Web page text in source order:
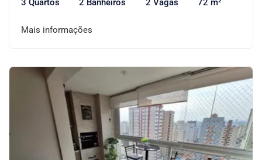
3 Quartos 2 Banheiros 2 Vagas 72 m²
Mais informações